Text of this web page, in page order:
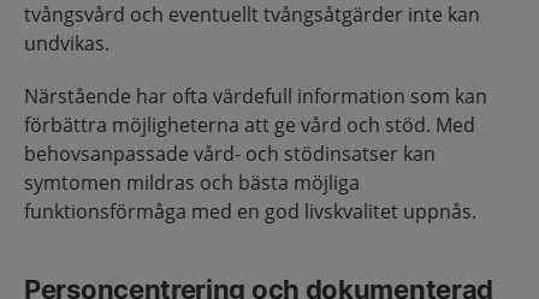
tvångsvård och eventuellt tvångsåtgärder inte kan
undvikas.
Närstående har ofta värdefull information som kan
förbättra möjligheterna att ge vård och stöd. Med
behovsanpassade vård- och stödinsatser kan
symtomen mildras och bästa möjliga
funktionsförmåga med en god livskvalitet uppnås.
Personcentrering och dokumenterad